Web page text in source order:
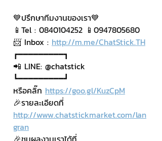
💙ปรึกษาทีมงานของเรา💙
📱Tel : 0840104252 📱0947805680
📨 Inbox : http://m.me/ChatStick.TH
┏━━━━━━━━━┓
📲 LINE: @chatstick
┗━━━━━━━━━┛
หรือคลิ๊ก https://goo.gl/KuzCpM
🎉รายละเอียดที่
http://www.chatstickmarket.com/lan
gran